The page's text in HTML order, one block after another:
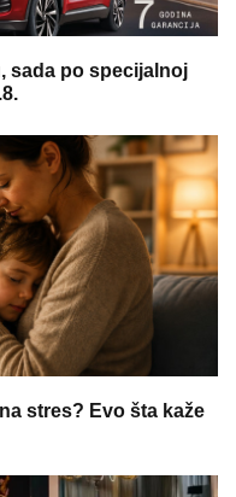
sada po specijalnoj
stres? Evo šta kaže